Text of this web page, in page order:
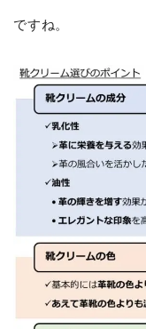
ですね。